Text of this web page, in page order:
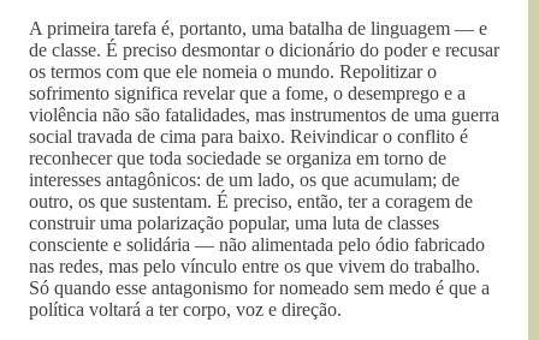
A primeira tarefa é, portanto, uma batalha de linguagem — e
de classe. É preciso desmontar o dicionário do poder e recusar
os termos com que ele nomeia o mundo. Repolitizar o
sofrimento significa revelar que a fome, o desemprego e a
violência não são fatalidades, mas instrumentos de uma guerra
social travada de cima para baixo. Reivindicar o conflito é
reconhecer que toda sociedade se organiza em torno de
interesses antagônicos: de um lado, os que acumulam; de
outro, os que sustentam. É preciso, então, ter a coragem de
construir uma polarização popular, uma luta de classes
consciente e solidária — não alimentada pelo ódio fabricado
nas redes, mas pelo vínculo entre os que vivem do trabalho.
Só quando esse antagonismo for nomeado sem medo é que a
política voltará a ter corpo, voz e direção.